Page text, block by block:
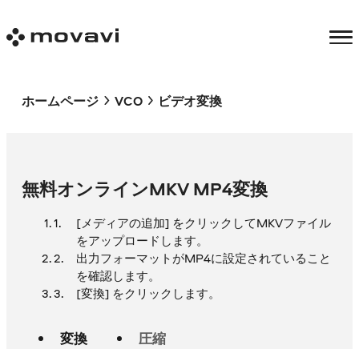
ホームページ VCO ビデオ変換
無料オンラインMKV MP4変換
[メディアの追加] をクリックしてMKVファイル
をアップロードします。
出力フォーマットがMP4に設定されていること
を確認します。
[変換] をクリックします。
変換 圧縮